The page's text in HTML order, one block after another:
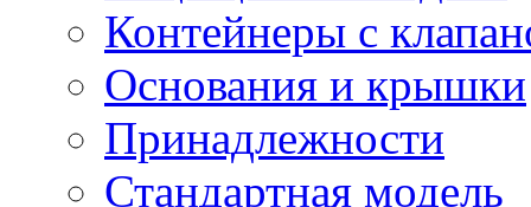
Контейнеры с
Основания и крышки
Принадлежности
Стандартная модель